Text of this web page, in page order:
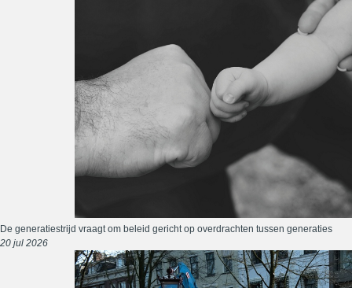
De generatiestrijd vraagt om beleid gericht op overdrachten tussen generaties
20 jul 2026